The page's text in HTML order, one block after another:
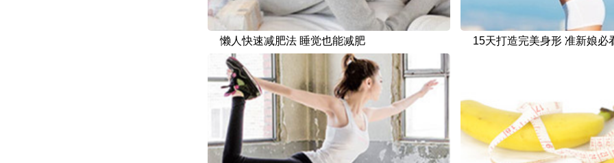
懒人快速减肥法 睡觉也能减肥 15天打造完美身形 准新娘必